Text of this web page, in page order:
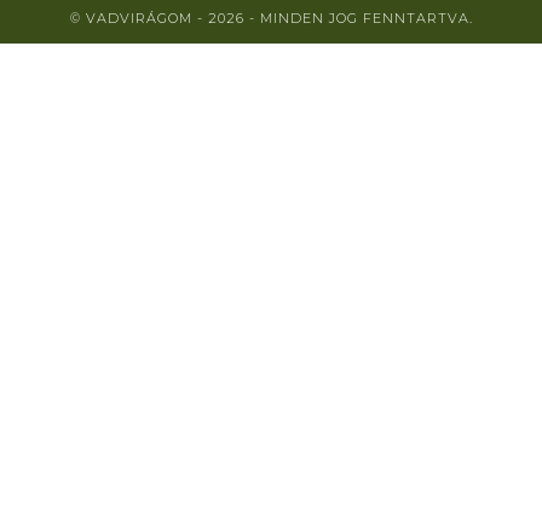
© VADVIRÁGOM - 2026 - MINDEN JOG FENNTARTVA.